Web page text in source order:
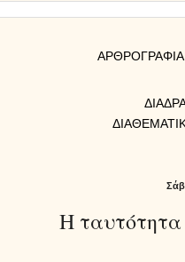
Η ταυτότητα